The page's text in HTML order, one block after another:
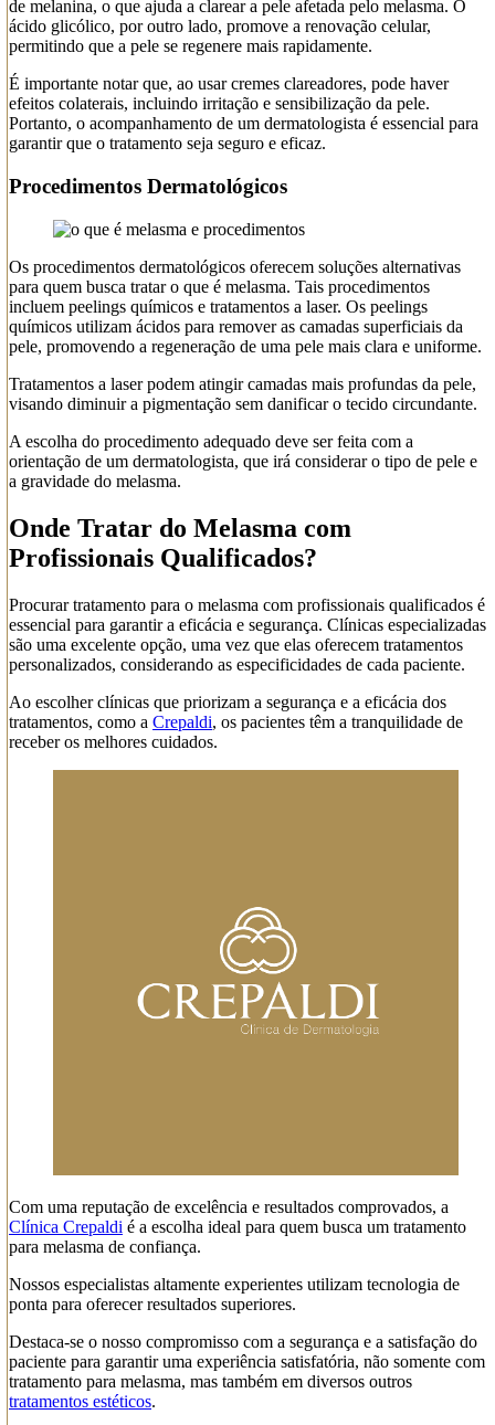
de melanina, o que ajuda a clarear a pele afetada pelo melasma. O
ácido glicólico, por outro lado, promove a renovação celular,
permitindo que a pele se regenere mais rapidamente.
É importante notar que, ao usar cremes clareadores, pode haver
efeitos colaterais, incluindo irritação e sensibilização da pele.
Portanto, o acompanhamento de um dermatologista é essencial para
garantir que o tratamento seja seguro e eficaz.
Procedimentos Dermatológicos
Os procedimentos dermatológicos oferecem soluções alternativas
para quem busca tratar o que é melasma. Tais procedimentos
incluem peelings químicos e tratamentos a laser. Os peelings
químicos utilizam ácidos para remover as camadas superficiais da
pele, promovendo a regeneração de uma pele mais clara e uniforme.
Tratamentos a laser podem atingir camadas mais profundas da pele,
visando diminuir a pigmentação sem danificar o tecido circundante.
A escolha do procedimento adequado deve ser feita com a
orientação de um dermatologista, que irá considerar o tipo de pele e
a gravidade do melasma.
Onde Tratar do Melasma com
Profissionais Qualificados?
Procurar tratamento para o melasma com profissionais qualificados é
essencial para garantir a eficácia e segurança. Clínicas especializadas
são uma excelente opção, uma vez que elas oferecem tratamentos
personalizados, considerando as especificidades de cada paciente.
Ao escolher clínicas que priorizam a segurança e a eficácia dos
tratamentos, como a Crepaldi, os pacientes têm a tranquilidade de
receber os melhores cuidados.
Com uma reputação de excelência e resultados comprovados, a
Clínica Crepaldi é a escolha ideal para quem busca um tratamento
para melasma de confiança.
Nossos especialistas altamente experientes utilizam tecnologia de
ponta para oferecer resultados superiores.
Destaca-se o nosso compromisso com a segurança e a satisfação do
paciente para garantir uma experiência satisfatória, não somente com
tratamento para melasma, mas também em diversos outros
tratamentos estéticos.